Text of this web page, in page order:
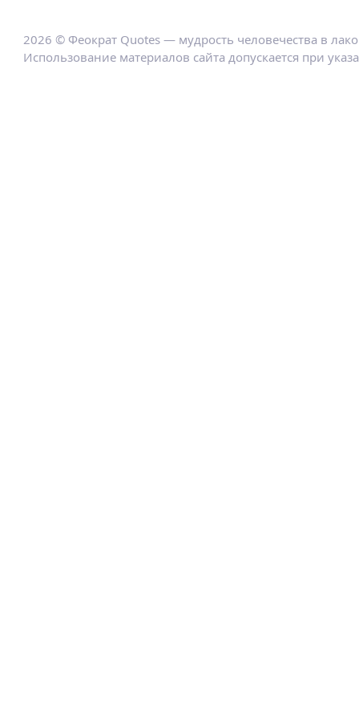
2026 © Феократ Quotes — мудрость человечества в
Использование материалов сайта допускается при